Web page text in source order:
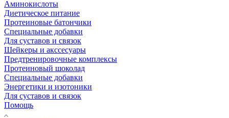
Аминокислоты
Диетическое питание
Протеиновые батончики
Специальные добавки
Для суставов и связок
Шейкеры и акссесуары
Предтренировочные комплексы
Протеиновый шоколад
Специальные добавки
Энергетики и изотоники
Для суставов и связок
Помощь